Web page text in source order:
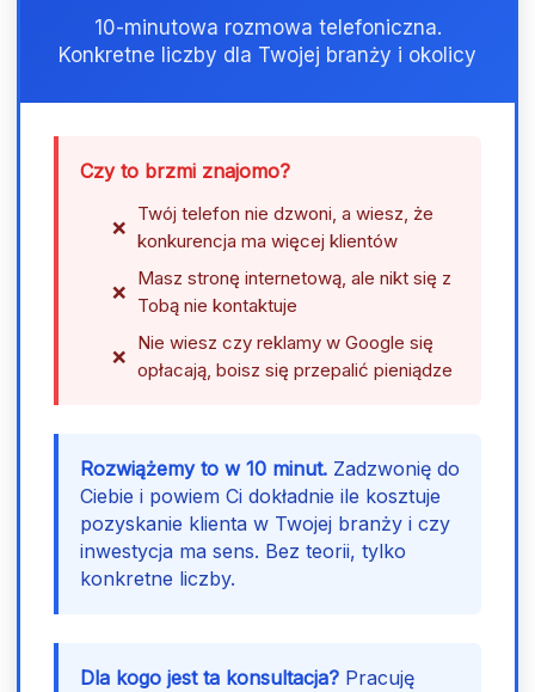
10-minutowa rozmowa telefoniczna.
Konkretne liczby dla Twojej branży i okolicy
Czy to brzmi znajomo?
Twój telefon nie dzwoni, a wiesz, że
konkurencja ma więcej klientów
Masz stronę internetową, ale nikt się z
Tobą nie kontaktuje
Nie wiesz czy reklamy w Google się
opłacają, boisz się przepalić pieniądze
Rozwiążemy to w 10 minut. Zadzwonię do
Ciebie i powiem Ci dokładnie ile kosztuje
pozyskanie klienta w Twojej branży i czy
inwestycja ma sens. Bez teorii, tylko
konkretne liczby.
Dla kogo jest ta konsultacja? Pracuję